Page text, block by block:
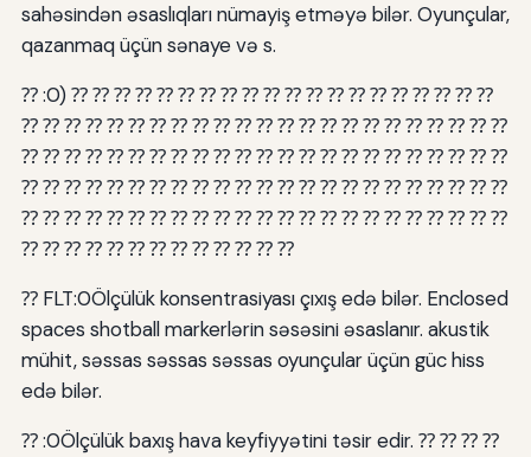
sahəsindən əsaslıqları nümayiş etməyə bilər. Oyunçular,
qazanmaq üçün sənaye və s.
⁇ :0) ⁇ ⁇ ⁇ ⁇ ⁇ ⁇ ⁇ ⁇ ⁇ ⁇ ⁇ ⁇ ⁇ ⁇ ⁇ ⁇ ⁇ ⁇ ⁇ ⁇
⁇ ⁇ ⁇ ⁇ ⁇ ⁇ ⁇ ⁇ ⁇ ⁇ ⁇ ⁇ ⁇ ⁇ ⁇ ⁇ ⁇ ⁇ ⁇ ⁇ ⁇ ⁇ ⁇
⁇ ⁇ ⁇ ⁇ ⁇ ⁇ ⁇ ⁇ ⁇ ⁇ ⁇ ⁇ ⁇ ⁇ ⁇ ⁇ ⁇ ⁇ ⁇ ⁇ ⁇ ⁇ ⁇
⁇ ⁇ ⁇ ⁇ ⁇ ⁇ ⁇ ⁇ ⁇ ⁇ ⁇ ⁇ ⁇ ⁇ ⁇ ⁇ ⁇ ⁇ ⁇ ⁇ ⁇ ⁇ ⁇
⁇ ⁇ ⁇ ⁇ ⁇ ⁇ ⁇ ⁇ ⁇ ⁇ ⁇ ⁇ ⁇ ⁇ ⁇ ⁇ ⁇ ⁇ ⁇ ⁇ ⁇ ⁇ ⁇
⁇ ⁇ ⁇ ⁇ ⁇ ⁇ ⁇ ⁇ ⁇ ⁇ ⁇ ⁇ ⁇
⁇ FLT:0Ölçülük konsentrasiyası çıxış edə bilər. Enclosed
spaces shotball markerlərin səsəsini əsaslanır. akustik
mühit, səssas səssas səssas oyunçular üçün güc hiss
edə bilər.
⁇ :0Ölçülük baxış hava keyfiyyətini təsir edir. ⁇ ⁇ ⁇ ⁇